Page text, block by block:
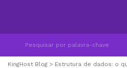
KingHost Blog > Estrutura de dados: o